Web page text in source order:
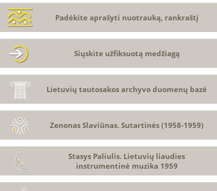
Padėkite aprašyti nuotrauką, rankraštį
Siųskite užfiksuotą medžiagą
Lietuvių tautosakos archyvo duomenų bazė
Zenonas Slaviūnas. Sutartinės (1958-1959)
Stasys Paliulis. Lietuvių liaudies
instrumentinė muzika 1959